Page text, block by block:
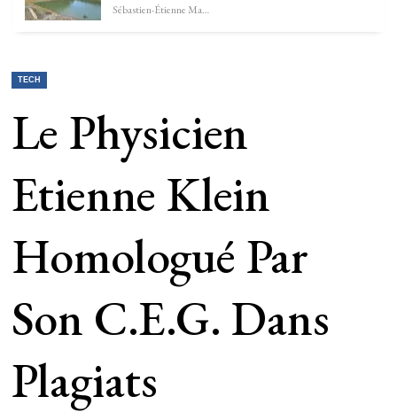
Sébastien-Étienne Marechal
TECH
Le Physicien
Etienne Klein
Homologué Par
Son C.E.G. Dans
Plagiats